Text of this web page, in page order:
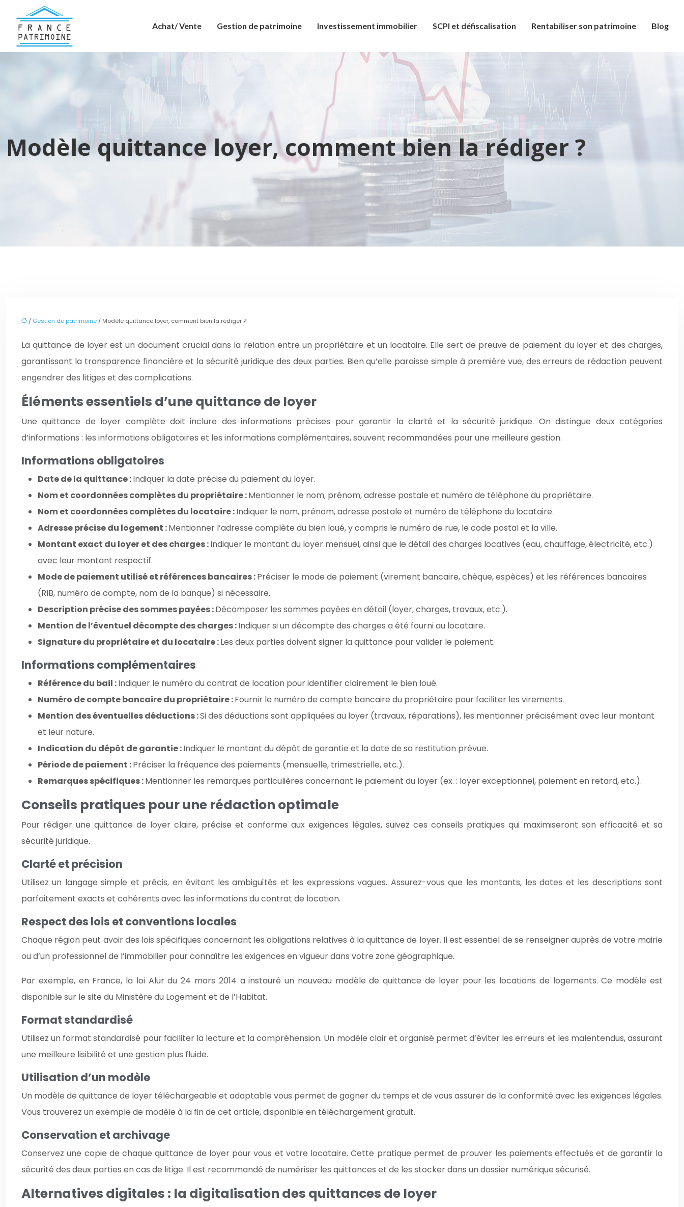
Achat/ Vente Gestion de patrimoine Investissement immobilier SCPI et défiscalisation Rentabiliser son patrimoine Blog
Modèle quittance loyer, comment bien la rédiger ?
/ Gestion de patrimoine / Modèle quittance loyer, comment bien la rédiger ?
La quittance de loyer est un document crucial dans la relation entre un propriétaire et un locataire. Elle sert de preuve de paiement du loyer et des charges,
garantissant la transparence financière et la sécurité juridique des deux parties. Bien qu’elle paraisse simple à première vue, des erreurs de rédaction peuvent
engendrer des litiges et des complications.
Éléments essentiels d’une quittance de loyer
Une quittance de loyer complète doit inclure des informations précises pour garantir la clarté et la sécurité juridique. On distingue deux catégories
d’informations : les informations obligatoires et les informations complémentaires, souvent recommandées pour une meilleure gestion.
Informations obligatoires
Date de la quittance :Indiquer la date précise du paiement du loyer.
Nom et coordonnées complètes du propriétaire :Mentionner le nom, prénom, adresse postale et numéro de téléphone du propriétaire.
Nom et coordonnées complètes du locataire :Indiquer le nom, prénom, adresse postale et numéro de téléphone du locataire.
Adresse précise du logement :Mentionner l’adresse complète du bien loué, y compris le numéro de rue, le code postal et la ville.
Montant exact du loyer et des charges :Indiquer le montant du loyer mensuel, ainsi que le détail des charges locatives (eau, chauffage, électricité, etc.)
avec leur montant respectif.
Mode de paiement utilisé et références bancaires :Préciser le mode de paiement (virement bancaire, chèque, espèces) et les références bancaires
(RIB, numéro de compte, nom de la banque) si nécessaire.
Description précise des sommes payées :Décomposer les sommes payées en détail (loyer, charges, travaux, etc.).
Mention de l’éventuel décompte des charges :Indiquer si un décompte des charges a été fourni au locataire.
Signature du propriétaire et du locataire :Les deux parties doivent signer la quittance pour valider le paiement.
Informations complémentaires
Référence du bail :Indiquer le numéro du contrat de location pour identifier clairement le bien loué.
Numéro de compte bancaire du propriétaire :Fournir le numéro de compte bancaire du propriétaire pour faciliter les virements.
Mention des éventuelles déductions :Si des déductions sont appliquées au loyer (travaux, réparations), les mentionner précisément avec leur montant
et leur nature.
Indication du dépôt de garantie :Indiquer le montant du dépôt de garantie et la date de sa restitution prévue.
Période de paiement :Préciser la fréquence des paiements (mensuelle, trimestrielle, etc.).
Remarques spécifiques :Mentionner les remarques particulières concernant le paiement du loyer (ex. : loyer exceptionnel, paiement en retard, etc.).
Conseils pratiques pour une rédaction optimale
Pour rédiger une quittance de loyer claire, précise et conforme aux exigences légales, suivez ces conseils pratiques qui maximiseront son efficacité et sa
sécurité juridique.
Clarté et précision
Utilisez un langage simple et précis, en évitant les ambiguïtés et les expressions vagues. Assurez-vous que les montants, les dates et les descriptions sont
parfaitement exacts et cohérents avec les informations du contrat de location.
Respect des lois et conventions locales
Chaque région peut avoir des lois spécifiques concernant les obligations relatives à la quittance de loyer. Il est essentiel de se renseigner auprès de votre mairie
ou d’un professionnel de l’immobilier pour connaître les exigences en vigueur dans votre zone géographique.
Par exemple, en France, la loi Alur du 24 mars 2014 a instauré un nouveau modèle de quittance de loyer pour les locations de logements. Ce modèle est
disponible sur le site du Ministère du Logement et de l’Habitat.
Format standardisé
Utilisez un format standardisé pour faciliter la lecture et la compréhension. Un modèle clair et organisé permet d’éviter les erreurs et les malentendus, assurant
une meilleure lisibilité et une gestion plus fluide.
Utilisation d’un modèle
Un modèle de quittance de loyer téléchargeable et adaptable vous permet de gagner du temps et de vous assurer de la conformité avec les exigences légales.
Vous trouverez un exemple de modèle à la fin de cet article, disponible en téléchargement gratuit.
Conservation et archivage
Conservez une copie de chaque quittance de loyer pour vous et votre locataire. Cette pratique permet de prouver les paiements effectués et de garantir la
sécurité des deux parties en cas de litige. Il est recommandé de numériser les quittances et de les stocker dans un dossier numérique sécurisé.
Alternatives digitales : la digitalisation des quittances de loyer